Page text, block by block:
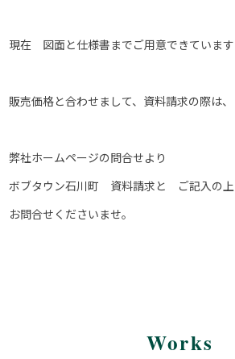
現在 図面と仕様書までご用意できています
販売価格と合わせまして、資料請求の際は、
弊社ホームページの問合せより
ボブタウン石川町 資料請求と ご記入の上
お問合せくださいませ。
Works